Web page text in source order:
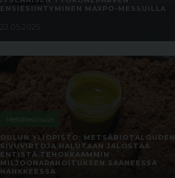
ENSIESIINTYMINEN MAXPO-MESSUILLA
Metsäteollisuus
OULUN YLIOPISTO: METSÄBIOTALOUDEN
SIVUVIRTOJA HALUTAAN JALOSTAA
ENTISTÄ TEHOKKAAMMIN
MILJOONARAHOITUKSEN SAANEESSA
HANKKEESSA